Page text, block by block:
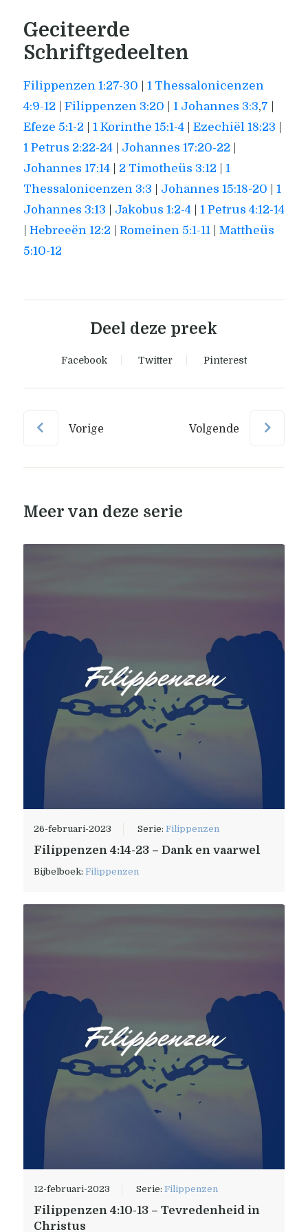
Geciteerde
Schriftgedeelten
Filippenzen 1:27-30
1 Thessalonicenzen
4:9-12
Filippenzen 3:20 1 Johannes 3:3,7
Efeze 5:1-2
1 Korinthe 15:1-4| Ezechiël 18:23
1 Petrus 2:22-24| Johannes 17:20-22
Johannes 17:14| 2 Timotheüs 3:12
1
Thessalonicenzen 3:3
Johannes 15:18-20
1
Johannes 3:13
Jakobus 1:2-4| 1 Petrus 4:12-14
Hebreeën 12:2 Romeinen 5:1-11| Mattheüs
5:10-12
Deel deze preek
Facebook Twitter Pinterest
Vorige Volgende
Meer van deze serie
26-februari-2023 Serie:Filippenzen
Filippenzen 4:14-23 – Dank en vaarwel
Bijbelboek:Filippenzen
12-februari-2023 Serie:Filippenzen
Filippenzen 4:10-13 – Tevredenheid in
Christus